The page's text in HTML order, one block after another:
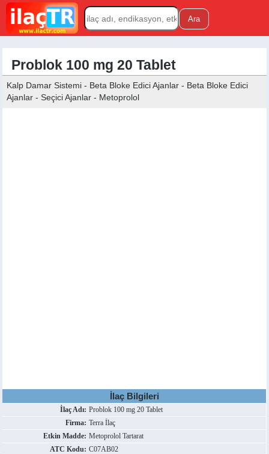
Problok 100 mg 20 Tablet
Kalp Damar Sistemi - Beta Bloke Edici Ajanlar - Beta Bloke Edici
Ajanlar - Seçici Ajanlar - Metoprolol
İlaç Bilgileri
İlaç Adı: Problok 100 mg 20 Tablet
Firma: Terra İlaç
Etkin Madde: Metoprolol Tartarat
ATC Kodu: C07AB02